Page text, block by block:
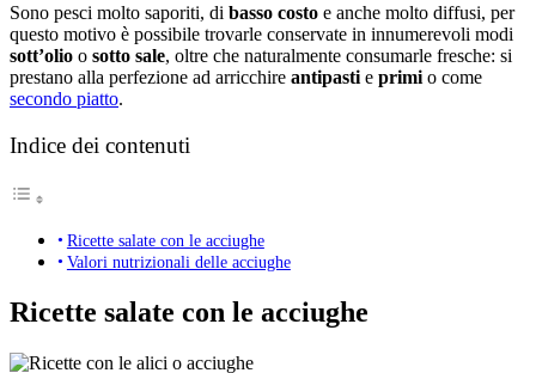
Sono pesci molto saporiti, di basso costo e anche molto diffusi, per
questo motivo è possibile trovarle conservate in innumerevoli modi
sott’olio o sotto sale, oltre che naturalmente consumarle fresche: si
prestano alla perfezione ad arricchire antipasti e primi o come
secondo piatto.
Indice dei contenuti
Ricette salate con le acciughe
Valori nutrizionali delle acciughe
Ricette salate con le acciughe